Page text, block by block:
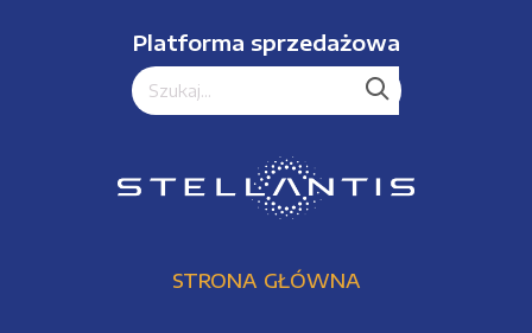
Platforma sprzedażowa
STRONA GŁÓWNA